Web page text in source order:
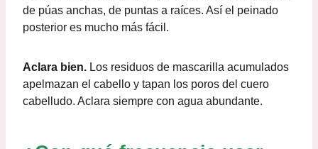
de púas anchas, de puntas a raíces. Así el peinado
posterior es mucho más fácil.
Aclara bien. Los residuos de mascarilla acumulados
apelmazan el cabello y tapan los poros del cuero
cabelludo. Aclara siempre con agua abundante.